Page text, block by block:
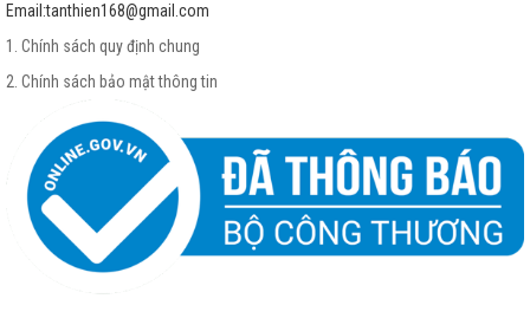
Email:tanthien168@gmail.com
1. Chính sách quy định chung
2. Chính sách bảo mật thông tin